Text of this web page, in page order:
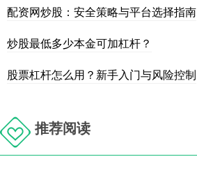
配资网炒股：安全策略与平台选择指南
炒股最低多少本金可加杠杆？
股票杠杆怎么用？新手入门与风险控制
推荐阅读